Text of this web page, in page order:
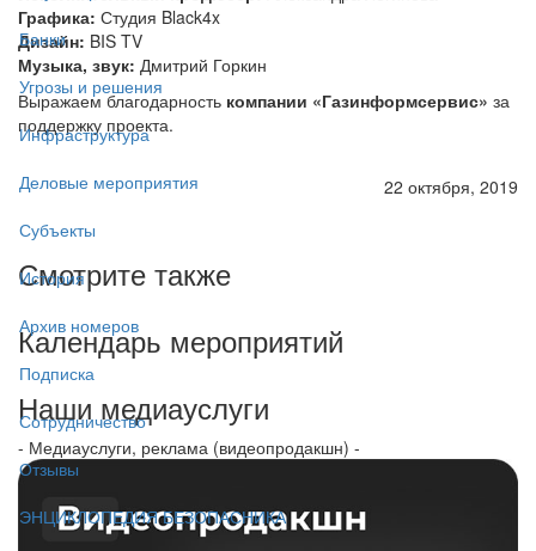
Банки
Угрозы и решения
Инфраструктура
Деловые мероприятия
Субъекты
История
Архив номеров
Подписка
Сотрудничество
Отзывы
ЭНЦИКЛОПЕДИЯ БЕЗОПАСНИКА
Графика: Студия Black4x
Дизайн: BIS TV
Музыка, звук: Дмитрий Горкин
Выражаем благодарность компании «Газинформсервис» за
поддержку проекта.
22 октября, 2019
Смотрите также
Календарь мероприятий
Наши медиауслуги
- Медиауслуги, реклама (видеопродакшн) -